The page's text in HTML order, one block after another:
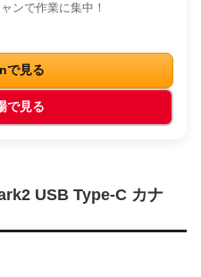
ンで作業に集中！
で見る
で見る
USB Type-C カナ